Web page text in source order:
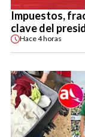
Impuestos,
clave del
Hace4 horas